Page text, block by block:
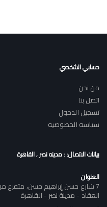
حسابي الشخصي
من نحن
اتصل بنا
تسجيل الدخول
سياسه الخصوصيه
بيانات الاتصال: : مدينه نصر , القاهرة
العنوان
7 شارع حسن إبراهيم حسن،
العقاد - مدينة نصر - القاهرة